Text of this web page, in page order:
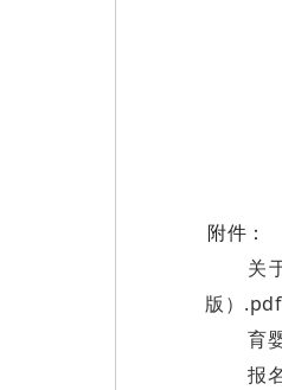
附件：
关
版）.pdf
育
报